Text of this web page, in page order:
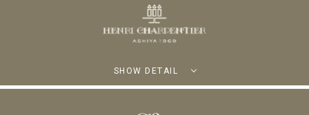
SHOW DETAIL